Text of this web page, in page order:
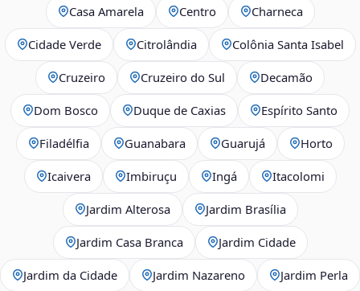
Casa Amarela Centro Charneca
Cidade Verde Citrolândia Colônia Santa Isabel
Cruzeiro Cruzeiro do Sul Decamão
Dom Bosco Duque de Caxias Espírito Santo
Filadélfia Guanabara Guarujá Horto
Icaivera Imbiruçu Ingá Itacolomi
Jardim Alterosa Jardim Brasília
Jardim Casa Branca Jardim Cidade
Jardim da Cidade Jardim Nazareno Jardim Perla